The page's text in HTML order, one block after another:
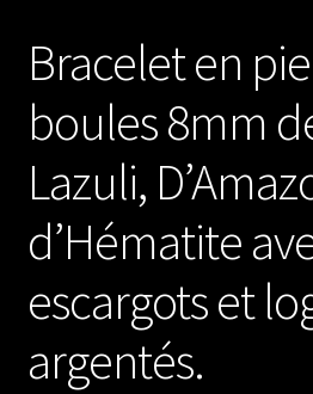
Bracelet en
boules 8mm
Lazuli,
d’Hématite
escargots et
argentés.